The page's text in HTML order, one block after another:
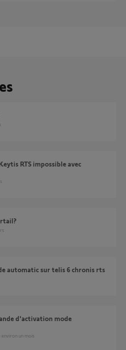
automatic sur telis 6 chronis rts
a environ un mois